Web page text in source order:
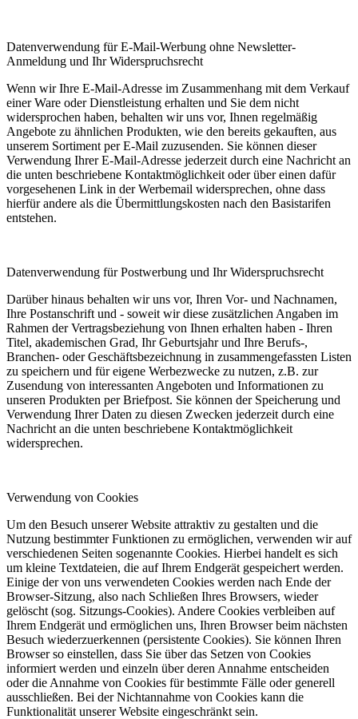
Datenverwendung für E-Mail-Werbung ohne Newsletter-
Anmeldung und Ihr Widerspruchsrecht
Wenn wir Ihre E-Mail-Adresse im Zusammenhang mit dem Verkauf
einer Ware oder Dienstleistung erhalten und Sie dem nicht
widersprochen haben, behalten wir uns vor, Ihnen regelmäßig
Angebote zu ähnlichen Produkten, wie den bereits gekauften, aus
unserem Sortiment per E-Mail zuzusenden. Sie können dieser
Verwendung Ihrer E-Mail-Adresse jederzeit durch eine Nachricht an
die unten beschriebene Kontaktmöglichkeit oder über einen dafür
vorgesehenen Link in der Werbemail widersprechen, ohne dass
hierfür andere als die Übermittlungskosten nach den Basistarifen
entstehen.
Datenverwendung für Postwerbung und Ihr Widerspruchsrecht
Darüber hinaus behalten wir uns vor, Ihren Vor- und Nachnamen,
Ihre Postanschrift und - soweit wir diese zusätzlichen Angaben im
Rahmen der Vertragsbeziehung von Ihnen erhalten haben - Ihren
Titel, akademischen Grad, Ihr Geburtsjahr und Ihre Berufs-,
Branchen- oder Geschäftsbezeichnung in zusammengefassten Listen
zu speichern und für eigene Werbezwecke zu nutzen, z.B. zur
Zusendung von interessanten Angeboten und Informationen zu
unseren Produkten per Briefpost. Sie können der Speicherung und
Verwendung Ihrer Daten zu diesen Zwecken jederzeit durch eine
Nachricht an die unten beschriebene Kontaktmöglichkeit
widersprechen.
Verwendung von Cookies
Um den Besuch unserer Website attraktiv zu gestalten und die
Nutzung bestimmter Funktionen zu ermöglichen, verwenden wir auf
verschiedenen Seiten sogenannte Cookies. Hierbei handelt es sich
um kleine Textdateien, die auf Ihrem Endgerät gespeichert werden.
Einige der von uns verwendeten Cookies werden nach Ende der
Browser-Sitzung, also nach Schließen Ihres Browsers, wieder
gelöscht (sog. Sitzungs-Cookies). Andere Cookies verbleiben auf
Ihrem Endgerät und ermöglichen uns, Ihren Browser beim nächsten
Besuch wiederzuerkennen (persistente Cookies). Sie können Ihren
Browser so einstellen, dass Sie über das Setzen von Cookies
informiert werden und einzeln über deren Annahme entscheiden
oder die Annahme von Cookies für bestimmte Fälle oder generell
ausschließen. Bei der Nichtannahme von Cookies kann die
Funktionalität unserer Website eingeschränkt sein.